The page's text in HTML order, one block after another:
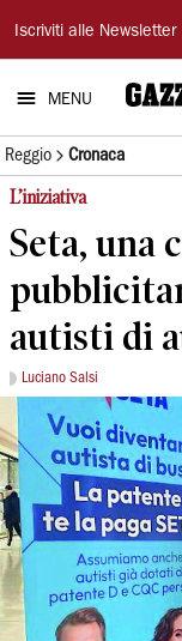
Gazzetta
di
Modena
Iscriviti alle Newsletter
MENU
Reggio Cronaca
L’iniziativa
Seta, una
autisti di
Luciano Salsi